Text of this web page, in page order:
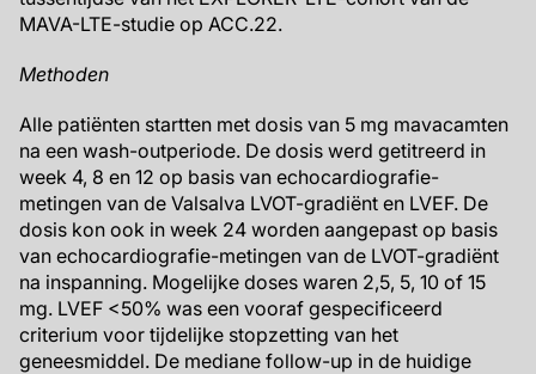
MAVA-LTE-studie op ACC.22.
Methoden
Alle patiënten startten met dosis van 5 mg mavacamten
na een wash-outperiode. De dosis werd getitreerd in
week 4, 8 en 12 op basis van echocardiografie-
metingen van de Valsalva LVOT-gradiënt en LVEF. De
dosis kon ook in week 24 worden aangepast op basis
van echocardiografie-metingen van de LVOT-gradiënt
na inspanning. Mogelijke doses waren 2,5, 5, 10 of 15
mg. LVEF <50% was een vooraf gespecificeerd
criterium voor tijdelijke stopzetting van het
geneesmiddel. De mediane follow-up in de huidige